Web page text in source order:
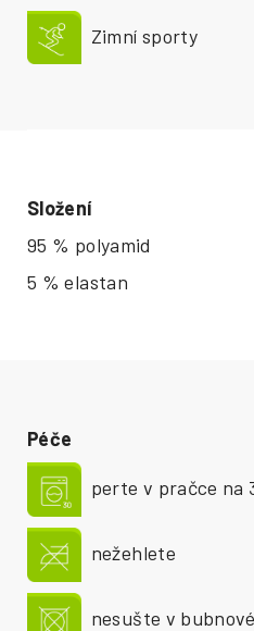
Péče
perte v pračce na
nežehlete
nesušte v
Složení
95 % polyamid
5 % elastan
Zimní sporty